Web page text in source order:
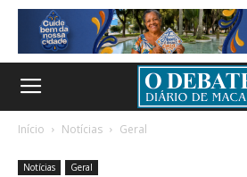
Início Notícias Geral
Notícias Geral